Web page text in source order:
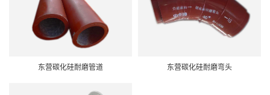
东营碳化硅耐磨管道 东营碳化硅耐磨弯头